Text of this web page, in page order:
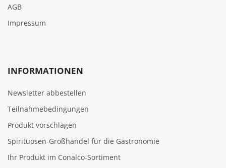
AGB
Impressum
INFORMATIONEN
Newsletter abbestellen
Teilnahmebedingungen
Produkt vorschlagen
Spirituosen-Großhandel für die Gastronomie
Ihr Produkt im Conalco-Sortiment